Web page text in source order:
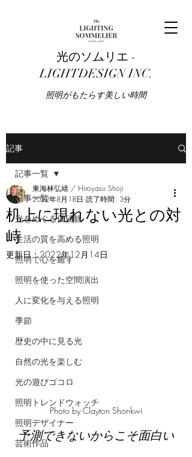
光のソムリエ -
LIGHTDESIGN INC.
​照明がもたらす美しい時間
記事
記事一覧
光をめぐる価値観
生活の質を高める照明
照明で心を癒す
照明を使った空間演出
人に変化を与える照明
季節
歴史の中に見る光
自然の光を楽しむ
光の遊びゴコロ
照明トレンドウォッチ
照明デザイナー
芸術作品
記事一覧
机上に現れない光との対
峙
東海林弘靖 / Hiroyasu Shoji
2022年8月18日 読了時間: 3分
更新日：2022年12月14日
Photo by Clayton Shonkwi
予測できないからこそ面白い